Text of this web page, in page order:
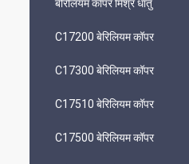
बेरिलियम कॉपर मिश्र धातु
C17200 बेरिलियम कॉपर
C17300 बेरिलियम कॉपर
C17510 बेरिलियम कॉपर
C17500 बेरिलियम कॉपर